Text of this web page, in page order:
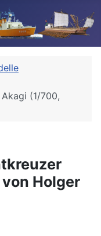
(1/700,
Holger